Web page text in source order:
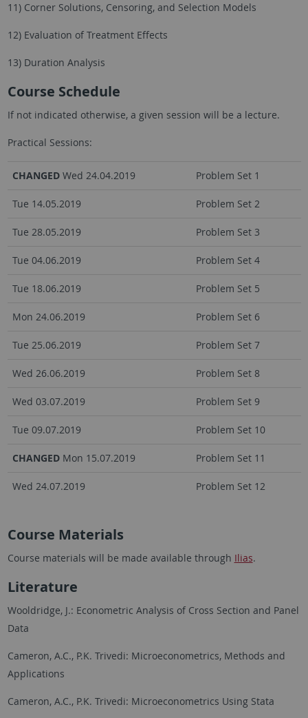
11) Corner Solutions, Censoring, and Selection Models
12) Evaluation of Treatment Effects
13) Duration Analysis
Course Schedule
If not indicated otherwise, a given session will be a lecture.
Practical Sessions:
CHANGED Wed 24.04.2019 Problem Set 1
Tue 14.05.2019 Problem Set 2
Tue 28.05.2019 Problem Set 3
Tue 04.06.2019 Problem Set 4
Tue 18.06.2019 Problem Set 5
Mon 24.06.2019 Problem Set 6
Tue 25.06.2019 Problem Set 7
Wed 26.06.2019 Problem Set 8
Wed 03.07.2019 Problem Set 9
Tue 09.07.2019 Problem Set 10
CHANGED Mon 15.07.2019 Problem Set 11
Wed 24.07.2019 Problem Set 12
Course Materials
Course materials will be made available through Ilias.
Literature
Wooldridge, J.: Econometric Analysis of Cross Section and Panel
Data
Cameron, A.C., P.K. Trivedi: Microeconometrics, Methods and
Applications
Cameron, A.C., P.K. Trivedi: Microeconometrics Using Stata